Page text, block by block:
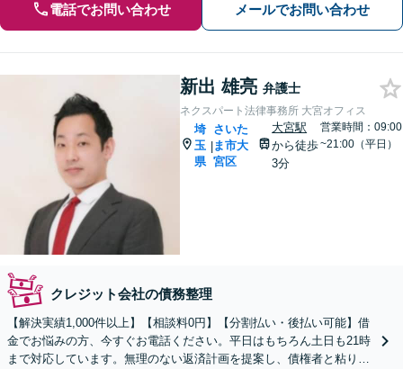
電話でお問い合わせ メールでお問い合わせ
新出 雄亮 弁護士
ネクスパート法律事務所 大宮オフィス
埼
玉
県
|
さいた
ま市大
宮区
大宮駅
から徒歩
3分
営業時間：09:00
~21:00（平日）
クレジット会社の債務整理
【解決実績1,000件以上】【相談料0円】【分割払い・後払い可能】借
金でお悩みの方、今すぐお電話ください。平日はもちろん土日も21時
まで対応しています。無理のない返済計画を提案し、債権者と粘り強